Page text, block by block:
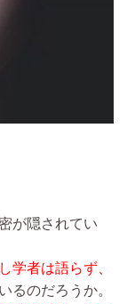
が隠されてい
学者は語らず、
るのだろうか。